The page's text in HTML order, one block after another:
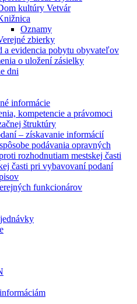
kultúry Vetvár
Oznamy
zbierky
a evidencia pobytu obyvateľov
o uložení zásielky
dni
informácie
kompetencie a právomoci
štruktúry
– získavanie informácií
podávania opravných
rozhodnutiam mestskej časti
časti pri vybavovaní podaní
funkcionárov